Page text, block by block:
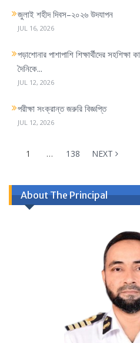
জুলাই শহীদ দিবস–২০২৬ উদযাপন
JUL 16, 2026
পড়াশোনার পাশাপাশি শিক্ষার্থীদের
দৈনিকে...
JUL 12, 2026
পরীক্ষা সংক্রান্ত জরুরি বিজ্ঞপ্তি
JUL 12, 2026
1 … 138 NEXT
About The Principal